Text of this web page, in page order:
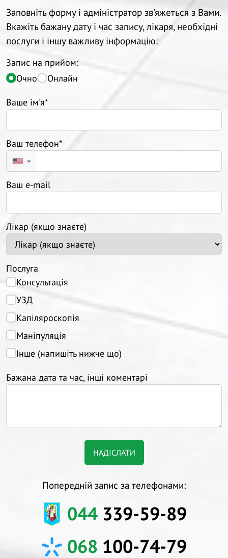
Заповніть форму і адміністратор зв'яжеться з Вами.
Вкажіть бажану дату і час запису, лікаря, необхідні
послуги і іншу важливу інформацію:
Запис на прийом:
Очно
Онлайн
Ваше ім'я*
Ваш телефон*
▼
Ваш e-mail
Лікар (якщо знаєте)
Послуга
Консультація
УЗД
Капіляроскопія
Маніпуляція
Інше (напишіть нижче що)
Бажана дата та час, інші коментарі
Попередній запис за телефонами:
044339-59-89
068 100-74-79